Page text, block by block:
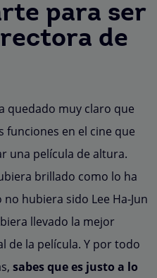
para ser
de
quedado muy claro que
funciones en el cine que
una película de altura.
brillado como lo ha
hubiera sido Lee Ha-Jun
llevado la mejor
de la película. Y por todo
sabes que es justo a lo